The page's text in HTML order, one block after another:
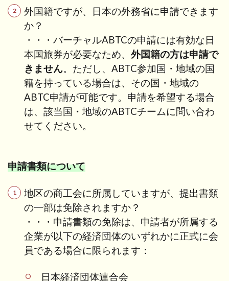
外国籍ですが、日本の外務省に申請できます
か？
・・・バーチャルABTCの申請には有効な日
本国旅券が必要なため、外国籍の方は申請で
きません。ただし、ABTC参加国・地域の国
籍を持っている場合は、その国・地域の
ABTC申請が可能です。申請を希望する場合
は、該当国・地域のABTCチームに問い合わ
せてください。
申請書類について
地区の商工会に所属していますが、提出書類
の一部は免除されますか？
・・・ 申請書類の免除は、申請者が所属する
企業が以下の経済団体のいずれかに正式に会
員である場合に限られます：
日本経済団体連合会